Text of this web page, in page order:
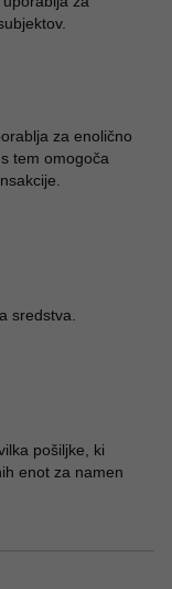
za enolično
tem omogoča
sredstva.
pošiljke, ki
enot za namen